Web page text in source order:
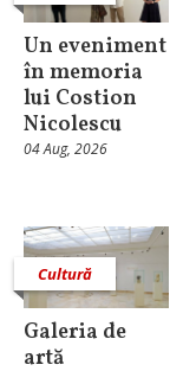
Un eveniment
în memoria
lui Costion
Nicolescu
04 Aug, 2026
Cultură
Galeria de
artă